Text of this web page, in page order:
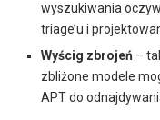
wyszukiwania
triage’u i
Wyścig zbrojeń –
zbliżone modele
APT do